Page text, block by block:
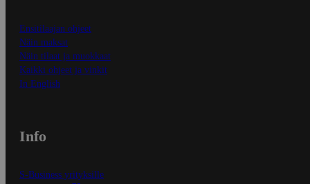
Ensitilaajan ohjeet
Näin maksat
Näin tilaat ja muokkaat
Kaikki ohjeet ja vinkit
In English
Info
S-Business yrityksille